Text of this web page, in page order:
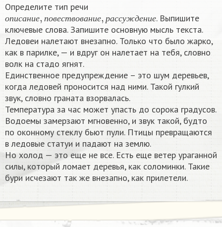
Определите тип речи
о п и с а н и е п овеств ован ие расс у ж ден ие
описание,пов еств
. Выпишите
ключевые слова. Запишите основную мысль текста.
Ледовеи налетают внезапно. Только что было жарко,
как в парилке, — и вдруг он налетает на тебя, словно
волк на стадо ягнят.
Единственное предупреждение – это шум деревьев,
когда ледовей проносится над ними. Такой гулкий
звук, словно граната взорвалась.
Температура за час может упасть до сорока градусов.
Водоемы замерзают мгновенно, и звук такой, будто
по оконному стеклу бьют пули. Птицы превращаются
в ледовые статуи и падают на землю.
Но холод — это еще не все. Есть еще ветер ураганной
силы, который ломает деревья, как соломинки. Такие
бури исчезают так же внезапно, как прилетели.​